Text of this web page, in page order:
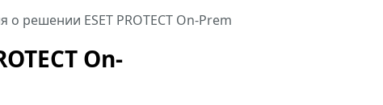
On-
решении ESET PROTECT On-Prem